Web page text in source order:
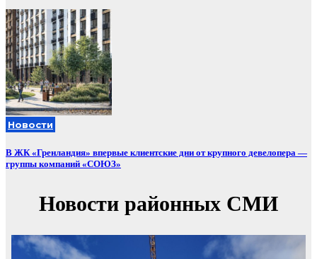
Новости
В ЖК «Гренландия» впервые клиентские дни от крупного девелопера —
группы компаний «СОЮЗ»